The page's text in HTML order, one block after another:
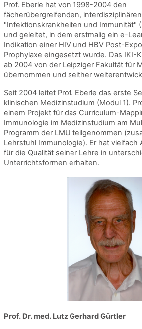
Prof. Eberle hat von 1998-2004 den
fächerübergreifenden, interdisziplinären
"Infektionskrankheiten und Immunität"
und geleitet, in dem erstmalig ein e-
Indikation einer HIV und HBV Post-
Prophylaxe eingesetzt wurde. Das IKI-
ab 2004 von der Leipziger Fakultät für
übernommen und seither
Seit 2004 leitet Prof. Eberle das erste
klinischen Medizinstudium (Modul 1).
einem Projekt für das Curriculum-
Immunologie im Medizinstudium am
Programm der LMU teilgenommen
Lehrstuhl Immunologie). Er hat vielfach
für die Qualität seiner Lehre in
Unterrichtsformen erhalten.
Prof. Dr. med. Lutz Gerhard Gürtler